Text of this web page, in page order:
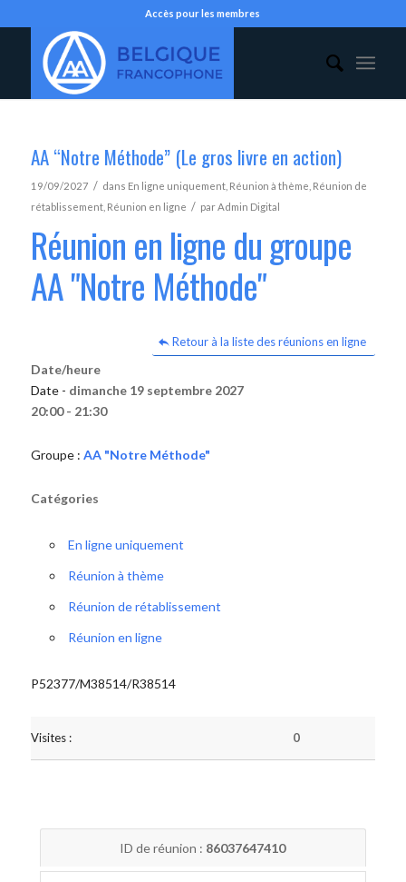
Accès pour les membres
AA “Notre Méthode” (Le gros livre en action)
19/09/2027 / dans En ligne uniquement, Réunion à thème Réunion de
rétablissement, Réunion en ligne / parAdmin Digital
Réunion en ligne du groupe
AA "Notre Méthode"
Retour à la liste des réunions en ligne
Date/heure
Date - dimanche 19 septembre 2027
20:00 - 21:30
Groupe : AA "Notre Méthode"
Catégories
En ligne uniquement
Réunion à thème
Réunion de rétablissement
Réunion en ligne
P52377/M38514/R38514
Visites : 0
ID de réunion : 86037647410